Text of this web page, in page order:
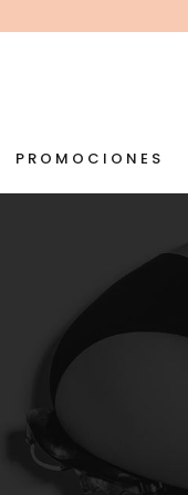
PROMOCIONES